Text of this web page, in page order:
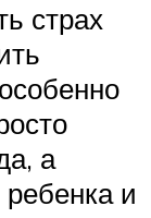
страх
а
и